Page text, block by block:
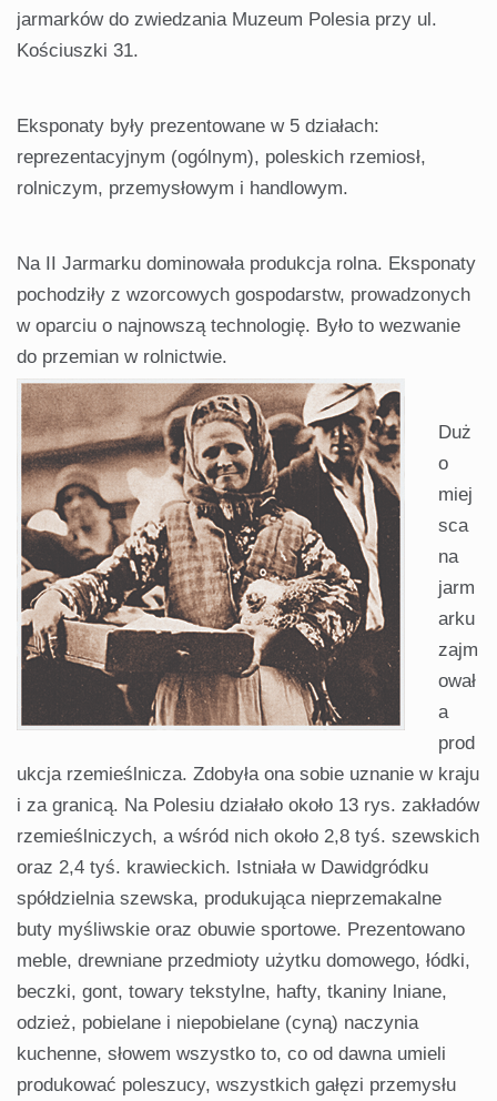
jarmarków do zwiedzania Muzeum Polesia przy ul.
Kościuszki 31.
Eksponaty były prezentowane w 5 działach:
reprezentacyjnym (ogólnym), poleskich rzemiosł,
rolniczym, przemysłowym i handlowym.
Na II Jarmarku dominowała produkcja rolna. Eksponaty
pochodziły z wzorcowych gospodarstw, prowadzonych
w oparciu o najnowszą technologię. Było to wezwanie
do przemian w rolnictwie.
Duż
o
miej
sca
na
jarm
arku
zajm
ował
a
prod
ukcja rzemieślnicza. Zdobyła ona sobie uznanie w kraju
i za granicą. Na Polesiu działało około 13 rys. zakładów
rzemieślniczych, a wśród nich około 2,8 tyś. szewskich
oraz 2,4 tyś. krawieckich. Istniała w Dawidgródku
spółdzielnia szewska, produkująca nieprzemakalne
buty myśliwskie oraz obuwie sportowe. Prezentowano
meble, drewniane przedmioty użytku domowego, łódki,
beczki, gont, towary tekstylne, hafty, tkaniny lniane,
odzież, pobielane i niepobielane (cyną) naczynia
kuchenne, słowem wszystko to, co od dawna umieli
produkować poleszucy, wszystkich gałęzi przemysłu